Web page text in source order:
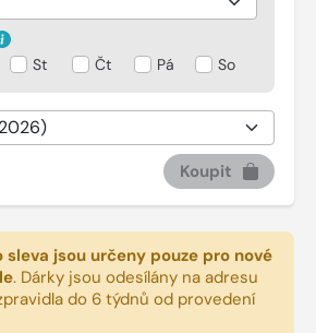
St Čt Pá So
Koupit
sleva jsou určeny pouze pro nové
. Dárky jsou odesílány na adresu
do 6 týdnů od provedení